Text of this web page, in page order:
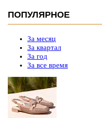
ПОПУЛЯРНОЕ
За месяц
За квартал
За год
За все время